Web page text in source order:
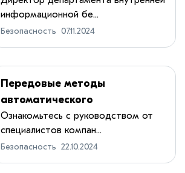
информационной бе...
Безопасность 07.11.2024
Передовые методы
автоматического
обнаружения угроз
Ознакомьтесь с руководством от
специалистов компан...
Безопасность 22.10.2024